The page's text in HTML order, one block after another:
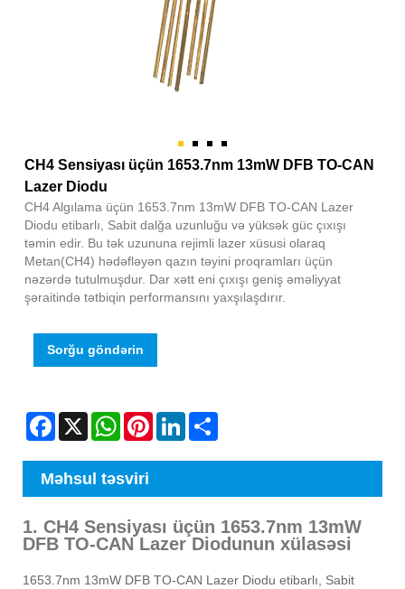
CH4 Sensiyası üçün 1653.7nm 13mW DFB TO-CAN
Lazer Diodu
CH4 Algılama üçün 1653.7nm 13mW DFB TO-CAN Lazer
Diodu etibarlı, Sabit dalğa uzunluğu və yüksək güc çıxışı
təmin edir. Bu tək uzununa rejimli lazer xüsusi olaraq
Metan(CH4) hədəfləyən qazın təyini proqramları üçün
nəzərdə tutulmuşdur. Dar xətt eni çıxışı geniş əməliyyat
şəraitində tətbiqin performansını yaxşılaşdırır.
Sorğu göndərin
Facebook
X WhatsAppPinterestLinkedIn
Məhsul təsviri
1. CH4 Sensiyası üçün 1653.7nm 13mW
DFB TO-CAN Lazer Diodunun xülasəsi
1653.7nm 13mW DFB TO-CAN Lazer Diodu etibarlı, Sabit